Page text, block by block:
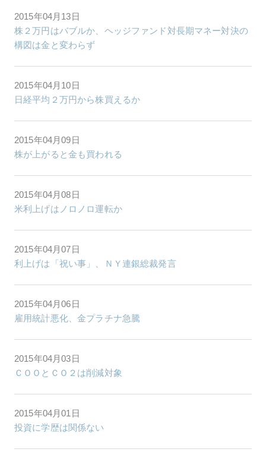
2015年04月13日
株２万円はバブルか、ヘッジファンド対長期マネー対決の
構図は金と変わらず
2015年04月10日
日経平均２万円から株買えるか
2015年04月09日
株が上がると金も買われる
2015年04月08日
米利上げはノロノロ運転か
2015年04月07日
利上げは「祝い事」、ＮＹ連銀総裁発言
2015年04月06日
雇用統計悪化、金プラチナ急騰
2015年04月03日
ＣＯＯとＣＯ２は削減対象
2015年04月01日
投資に学歴は関係ない